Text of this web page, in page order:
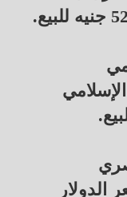
الدولار